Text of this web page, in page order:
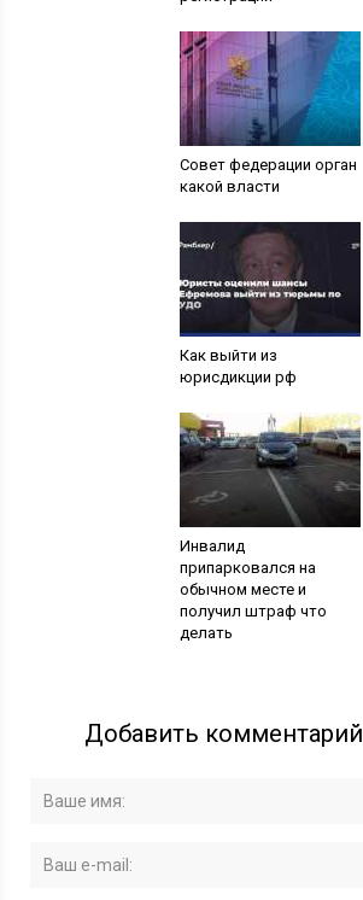
Совет федерации орган
какой власти
Как выйти из
юрисдикции рф
Инвалид
припарковался на
обычном месте и
получил штраф что
делать
Добавить комментарий